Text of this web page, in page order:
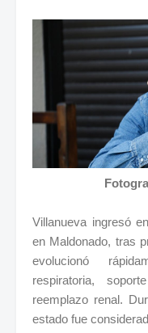
Villanueva ingresó
en Maldonado, tras
evolucionó
respiratoria,
reemplazo renal.
estado fue